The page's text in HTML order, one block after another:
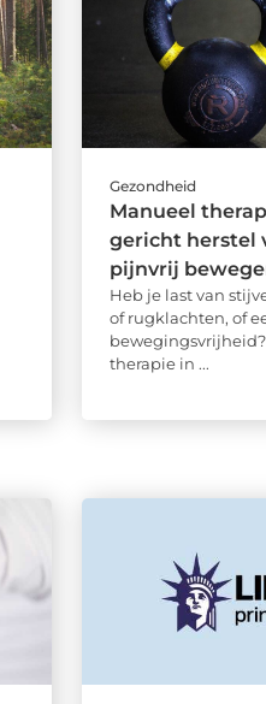
Gezondheid
Manueel
gericht herstel
pijnvrij
Heb je last van
of rugklachten, of
therapie in ...